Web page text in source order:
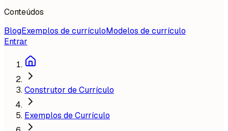
Conteúdos
BlogExemplos de currículoModelos de currículo
Entrar
Construtor de Currículo
Exemplos de Currículo